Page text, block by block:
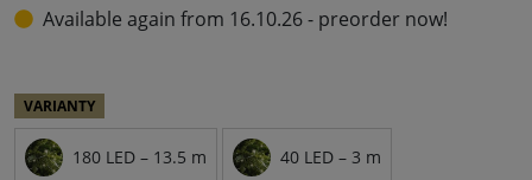
Available again from 16.10.26 - preorder now!
VARIANTY
180 LED – 13.5 m 40 LED – 3 m